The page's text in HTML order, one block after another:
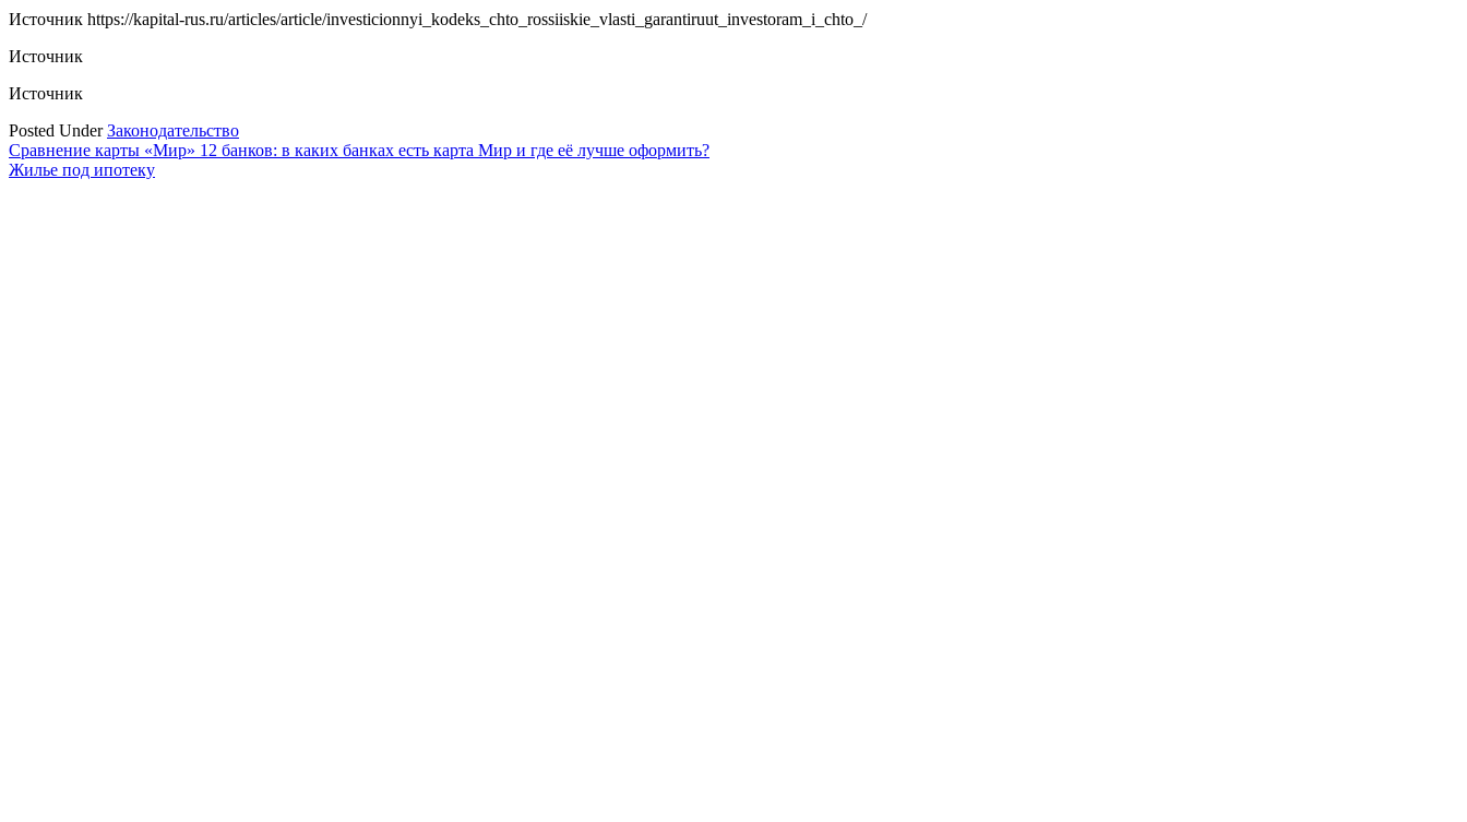
Источник https://kapital-rus.ru/articles/article/investicionnyi_kodeks_chto_rossiiskie_vlasti_garantiruut_investoram_i_chto_/
Источник
Источник
Posted UnderЗаконодательство
Навигация
по
Сравнение карты «Мир» 12 банков: в каких банках есть карта Мир и где её лучше оформить?
Жилье под ипотеку